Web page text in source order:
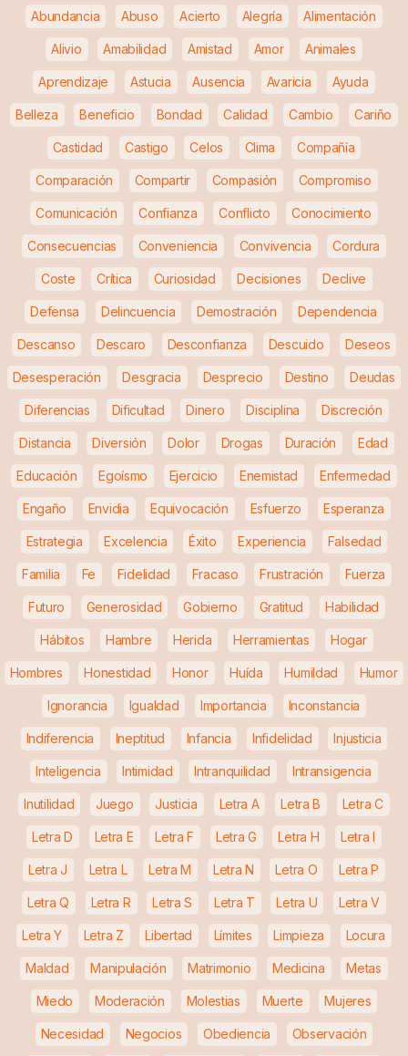
Abundancia Abuso Acierto Alegría Alimentación
Alivio Amabilidad Amistad Amor Animales
Aprendizaje Astucia Ausencia Avaricia Ayuda
Belleza Beneficio Bondad Calidad Cambio Cariño
Castidad Castigo Celos Clima Compañía
Comparación Compartir Compasión Compromiso
Comunicación Confianza Conflicto Conocimiento
Consecuencias Conveniencia Convivencia Cordura
Coste Crítica Curiosidad Decisiones Declive
Defensa Delincuencia Demostración Dependencia
Descanso Descaro Desconfianza Descuido Deseos
Desesperación Desgracia Desprecio Destino Deudas
Diferencias Dificultad Dinero Disciplina Discreción
Distancia Diversión Dolor Drogas Duración Edad
Educación Egoísmo Ejercicio Enemistad Enfermedad
Engaño Envidia Equivocación Esfuerzo Esperanza
Estrategia Excelencia Éxito Experiencia Falsedad
Familia Fe Fidelidad Fracaso Frustración Fuerza
Futuro Generosidad Gobierno Gratitud Habilidad
Hábitos Hambre Herida Herramientas Hogar
Hombres Honestidad Honor Huída Humildad Humor
Ignorancia Igualdad Importancia Inconstancia
Indiferencia Ineptitud Infancia Infidelidad Injusticia
Inteligencia Intimidad Intranquilidad Intransigencia
Inutilidad Juego Justicia Letra A Letra B Letra C
Letra D Letra E Letra F Letra G Letra H Letra I
Letra J Letra L Letra M Letra N Letra O Letra P
Letra Q Letra R Letra S Letra T Letra U Letra V
Letra Y Letra Z Libertad Límites Limpieza Locura
Maldad Manipulación Matrimonio Medicina Metas
Miedo Moderación Molestias Muerte Mujeres
Necesidad Negocios Obediencia Observación